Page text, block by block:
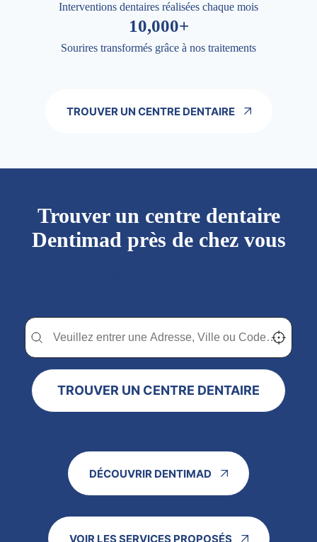
Interventions dentaires réalisées chaque mois
10,000+
Sourires transformés grâce à nos traitements
TROUVER UN CENTRE DENTAIRE
Trouver un centre dentaire
Dentimad près de chez vous
Trouver un centre dentaire Dentimad près de
Trouver un centre dentaire Dentimad près de chez vous Localisez-
TROUVER UN CENTRE DENTAIRE
DÉCOUVRIR DENTIMAD
VOIR LES SERVICES PROPOSÉS